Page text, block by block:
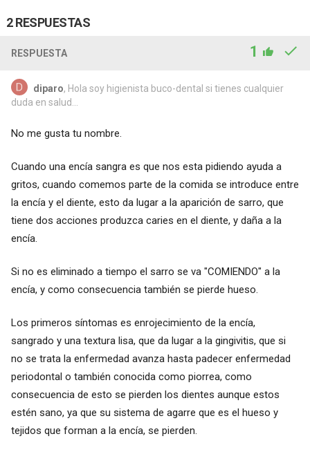
2 RESPUESTAS
RESPUESTA 1
diparo, Hola soy higienista buco-dental si tienes cualquier
duda en salud...
No me gusta tu nombre.
Cuando una encía sangra es que nos esta pidiendo ayuda a
gritos, cuando comemos parte de la comida se introduce entre
la encía y el diente, esto da lugar a la aparición de sarro, que
tiene dos acciones produzca caries en el diente, y daña a la
encía.
Si no es eliminado a tiempo el sarro se va "COMIENDO" a la
encía, y como consecuencia también se pierde hueso.
Los primeros síntomas es enrojecimiento de la encía,
sangrado y una textura lisa, que da lugar a la gingivitis, que si
no se trata la enfermedad avanza hasta padecer enfermedad
periodontal o también conocida como piorrea, como
consecuencia de esto se pierden los dientes aunque estos
estén sano, ya que su sistema de agarre que es el hueso y
tejidos que forman a la encía, se pierden.